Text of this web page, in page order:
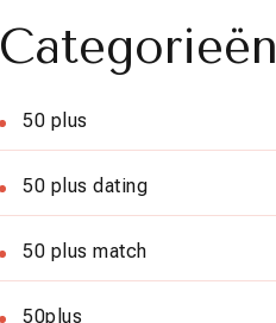
Categorieën
50 plus
50 plus dating
50 plus match
50plus